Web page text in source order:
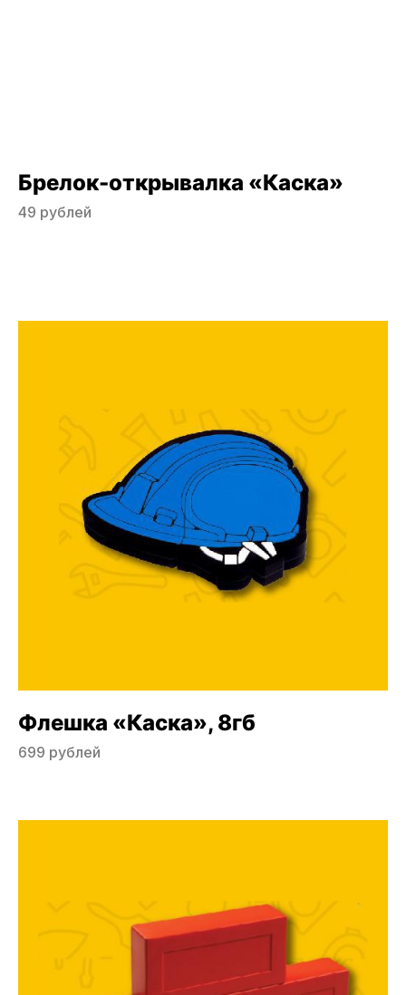
Брелок-открывалка «Каска»
49 рублей
Флешка «Каска», 8гб
699 рублей